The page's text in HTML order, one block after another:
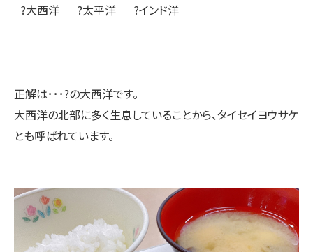
?大西洋 ?太平洋 ?インド洋
正解は･･･?の大西洋です。
大西洋の北部に多く生息していることから、タイセイヨウサケ
とも呼ばれています。